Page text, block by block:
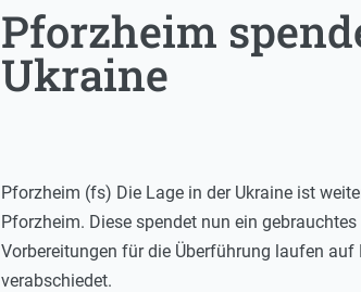
Pforzheim
Ukraine
Pforzheim (fs) Die Lage in der Ukraine ist
Pforzheim. Diese spendet nun ein
Vorbereitungen für die Überführung laufen
verabschiedet.